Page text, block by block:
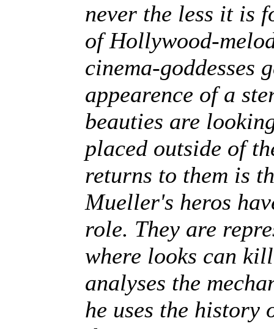
never the less it is
of Hollywood-
cinema-goddesses
appearence of a
beauties are
placed outside of
returns to them is
Mueller's heros
role. They are
where looks can
analyses the
he uses the